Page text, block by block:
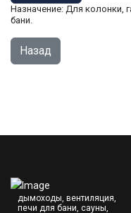
Назначение: Для колонки,
бани.
дымоходы, вентиляция,
печи для бани, сауны,